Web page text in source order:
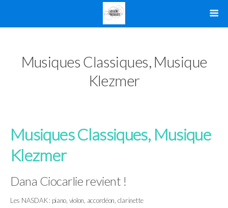
Musiques Classiques, Musique
Klezmer
Musiques Classiques, Musique
Klezmer
Dana Ciocarlie revient !
Les NASDAK : piano, violon, accordéon, clarinette